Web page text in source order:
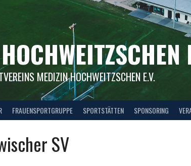
MEDIZIN HOCHWEITZSCHEN E.V.
FRAUENSPORTGRUPPE SPORTSTÄTTEN SPONSORING
SV